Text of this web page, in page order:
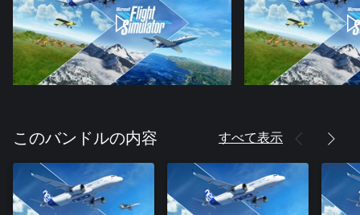
このバンドルの内容 すべて表示